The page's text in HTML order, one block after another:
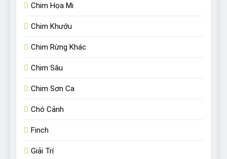
Chim Họa Mi
Chim Khướu
Chim Rừng Khác
Chim Sâu
Chim Sơn Ca
Chó Cảnh
Finch
Giải Trí